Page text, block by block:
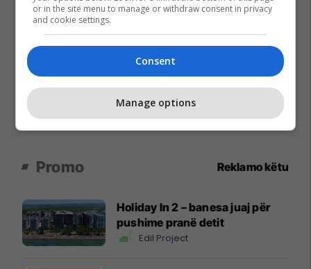
Promo Reklamo këtu
Holiday In 2 – banesa juaj për
pushime pranë detit
Edil Project
or in the site menu to manage or withdraw consent in privacy
and cookie settings.
Consent
Manage options